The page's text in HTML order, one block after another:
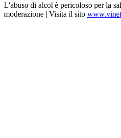
L'abuso di alcol è pericoloso per la
moderazione | Visita il sito